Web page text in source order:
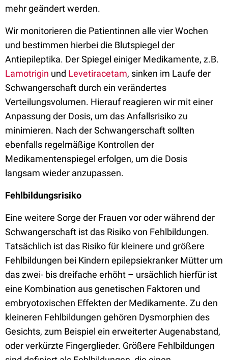
mehr geändert werden.
Wir monitorieren die Patientinnen alle vier Wochen
und bestimmen hierbei die Blutspiegel der
Antiepileptika. Der Spiegel einiger Medikamente, z.B.
Lamotrigin und Levetiracetam, sinken im Laufe der
Schwangerschaft durch ein verändertes
Verteilungsvolumen. Hierauf reagieren wir mit einer
Anpassung der Dosis, um das Anfallsrisiko zu
minimieren. Nach der Schwangerschaft sollten
ebenfalls regelmäßige Kontrollen der
Medikamentenspiegel erfolgen, um die Dosis
langsam wieder anzupassen.
Fehlbildungsrisiko
Eine weitere Sorge der Frauen vor oder während der
Schwangerschaft ist das Risiko von Fehlbildungen.
Tatsächlich ist das Risiko für kleinere und größere
Fehlbildungen bei Kindern epilepsiekranker Mütter um
das zwei- bis dreifache erhöht – ursächlich hierfür ist
eine Kombination aus genetischen Faktoren und
embryotoxischen Effekten der Medikamente. Zu den
kleineren Fehlbildungen gehören Dysmorphien des
Gesichts, zum Beispiel ein erweiterter Augenabstand,
oder verkürzte Fingerglieder. Größere Fehlbildungen